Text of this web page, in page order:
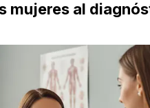
mujeres al